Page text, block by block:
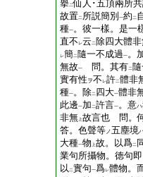
擧二仙人･五頂兩所
故置二 所説簡別 一約 二
種一。彼一樣。是一
直不 レ云 二 除四大體
レ簡二 隨一不成過一。
無故一 問。其有二
實有性 ヲ不 レ許二體非
種一。除二 四大一體非
此邊一加 二許言一。意ハ
非無 上故言也 問。
答。色聲等ノ五塵境
大種一物 上故。以爲二
業句所攝物。徳句
以 二實句一爲レ體物。